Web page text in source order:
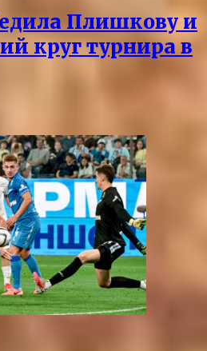
Плишкову и
круг турнира в